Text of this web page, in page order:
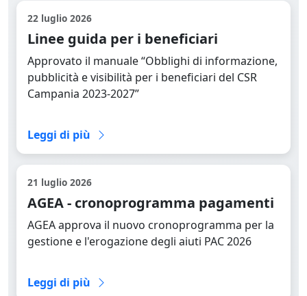
22 luglio 2026
Linee guida per i beneficiari
Approvato il manuale “Obblighi di informazione,
pubblicità e visibilità per i beneficiari del CSR
Campania 2023-2027”
Leggi di più
21 luglio 2026
AGEA - cronoprogramma pagamenti
AGEA approva il nuovo cronoprogramma per la
gestione e l'erogazione degli aiuti PAC 2026
Leggi di più